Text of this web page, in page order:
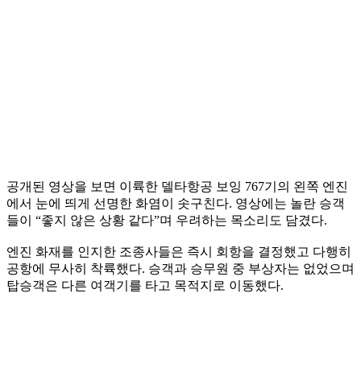
공개된 영상을 보면 이륙한 델타항공 보잉 767기의 왼쪽 엔진
에서 눈에 띄게 선명한 화염이 솟구친다. 영상에는 놀란 승객
들이 “좋지 않은 상황 같다”며 우려하는 목소리도 담겼다.
엔진 화재를 인지한 조종사들은 즉시 회항을 결정했고 다행히
공항에 무사히 착륙했다. 승객과 승무원 중 부상자는 없었으며
탑승객은 다른 여객기를 타고 목적지로 이동했다.